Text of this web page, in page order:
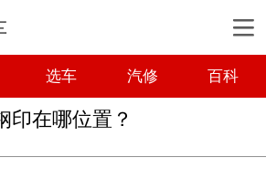
选车 汽修 百科
印在哪位置？